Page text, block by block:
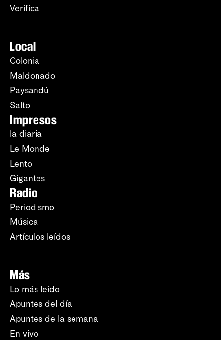
Verifica
Local
Colonia
Maldonado
Paysandú
Salto
Impresos
la diaria
Le Monde
Lento
Gigantes
Radio
Periodismo
Música
Artículos leídos
Más
Lo más leído
Apuntes del día
Apuntes de la semana
En vivo